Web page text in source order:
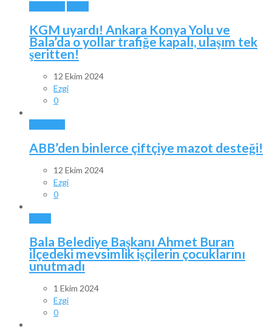
KGM uyardı! Ankara Konya Yolu ve
Bala’da o yollar trafiğe kapalı, ulaşım tek
şeritten!
12 Ekim 2024
Ezgi
0
ABB’den binlerce çiftçiye mazot desteği!
12 Ekim 2024
Ezgi
0
Bala Belediye Başkanı Ahmet Buran
ilçedeki mevsimlik işçilerin çocuklarını
unutmadı
1 Ekim 2024
Ezgi
0